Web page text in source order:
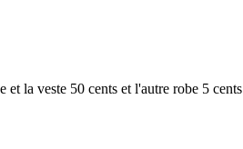
la veste 50 cents et l'autre robe 5 cents